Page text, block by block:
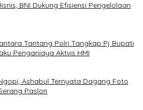
BNI Dukung Efisiensi Pengelolaan
Tantang Polri Tangkap Pj Bupati
Penganiaya Aktvis HMI
Ashabul Ternyata Dagang Foto
Paslon